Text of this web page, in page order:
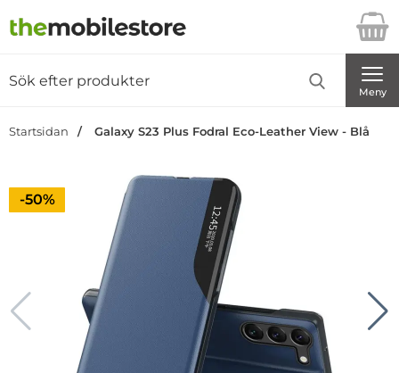
Startsidan för Danira Telecom AB
Meny
Startsidan Galaxy S23 Plus Fodral Eco-Leather View - Blå
Priset är nedsatt med
-50%